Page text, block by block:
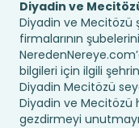
Diyadin ve
Diyadin ve Mecitözü
firmalarının
bilgileri için ilgili
Diyadin Mecitözü
Diyadin ve Mecitözü
gezdirmeyi